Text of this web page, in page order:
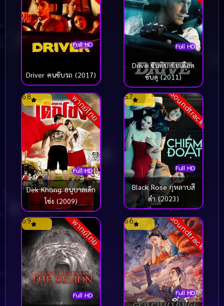
Full HD
Driver คนขับรถ (2017)
Full HD
Drive ขับดิบ ขับเดือด
ขับดุ (2011)
พากย์ไทย
Full HD
6.8
Dek Khong อนุบาลเด็ก
โข่ง (2009)
Soundtrack
Full HD
5.7
Black Rose กุหลาบสี
ดำ (2023)
พากย์ไทย
Full HD
6.9 Soundtrack
Full HD
6.6